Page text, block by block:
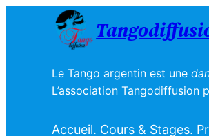
Le Tango argentin est une
L’association Tangodiffusion
Accueil. Cours & Stages.